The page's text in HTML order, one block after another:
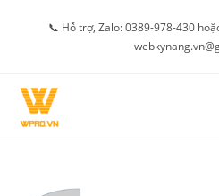
📞 Hỗ trợ, Zalo: 0389-978-430